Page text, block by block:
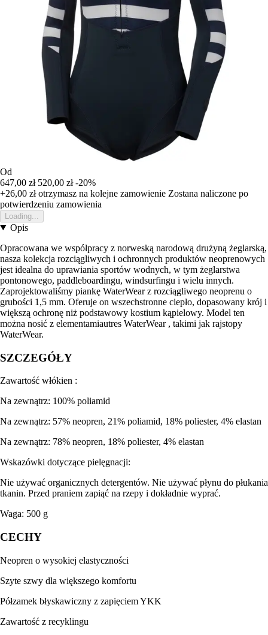
Od
647,00 zł 520,00 zł -20%
+26,00 złotrzymasz na kolejne zamowienie Zostana naliczone po
potwierdzeniu zamowienia
Loading...
Opis
Opracowana we współpracy z norweską narodową drużyną żeglarską,
nasza kolekcja rozciągliwych i ochronnych produktów neoprenowych
jest idealna do uprawiania sportów wodnych, w tym żeglarstwa
pontonowego, paddleboardingu, windsurfingu i wielu innych.
Zaprojektowaliśmy piankę WaterWear z rozciągliwego neoprenu o
grubości 1,5 mm. Oferuje on wszechstronne ciepło, dopasowany krój i
większą ochronę niż podstawowy kostium kąpielowy. Model ten
można nosić z elementamiautres WaterWear , takimi jak rajstopy
WaterWear.
SZCZEGÓŁY
Zawartość włókien :
Na zewnątrz: 100% poliamid
Na zewnątrz: 57% neopren, 21% poliamid, 18% poliester, 4% elastan
Na zewnątrz: 78% neopren, 18% poliester, 4% elastan
Wskazówki dotyczące pielęgnacji:
Nie używać organicznych detergentów. Nie używać płynu do płukania
tkanin. Przed praniem zapiąć na rzepy i dokładnie wyprać.
Waga: 500 g
CECHY
Neopren o wysokiej elastyczności
Szyte szwy dla większego komfortu
Półzamek błyskawiczny z zapięciem YKK
Zawartość z recyklingu